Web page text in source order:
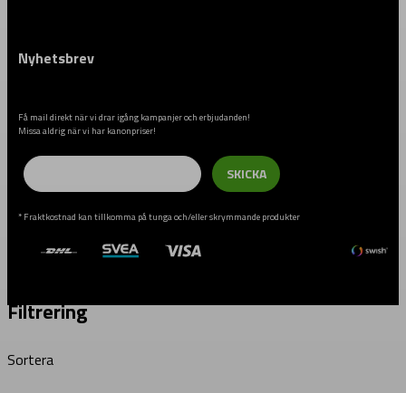
Nyhetsbrev
Få mail direkt när vi drar igång kampanjer och erbjudanden!
Missa aldrig när vi har kanonpriser!
Email
SKICKA
* Fraktkostnad kan tillkomma på tunga och/eller skrymmande produkter
Filtrering
Sortera